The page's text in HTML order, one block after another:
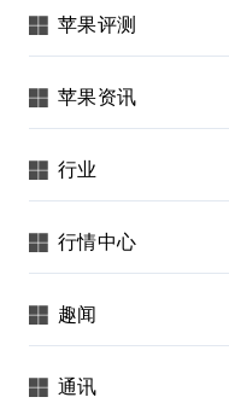
苹果评测
苹果资讯
行业
行情中心
趣闻
通讯